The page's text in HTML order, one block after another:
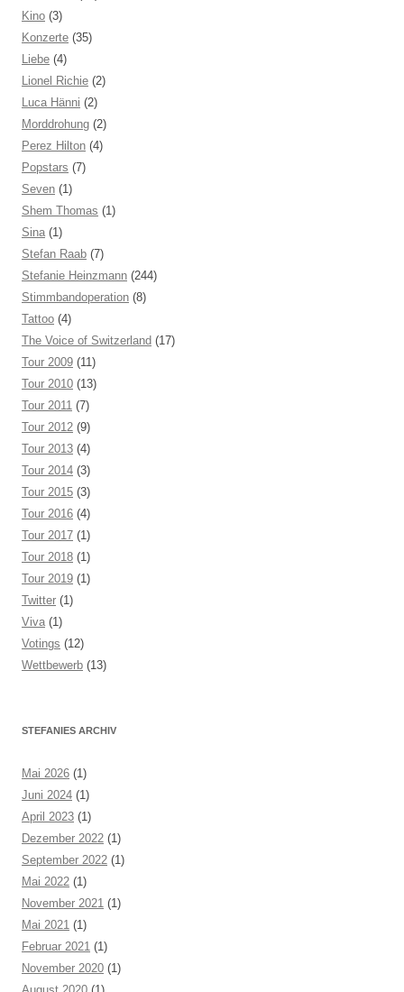
Kino (3)
Konzerte (35)
Liebe (4)
Lionel Richie (2)
Luca Hänni (2)
Morddrohung (2)
Perez Hilton (4)
Popstars (7)
Seven (1)
Shem Thomas (1)
Sina (1)
Stefan Raab (7)
Stefanie Heinzmann (244)
Stimmbandoperation (8)
Tattoo (4)
The Voice of Switzerland (17)
Tour 2009 (11)
Tour 2010 (13)
Tour 2011 (7)
Tour 2012 (9)
Tour 2013 (4)
Tour 2014 (3)
Tour 2015 (3)
Tour 2016 (4)
Tour 2017 (1)
Tour 2018 (1)
Tour 2019 (1)
Twitter (1)
Viva (1)
Votings (12)
Wettbewerb (13)
STEFANIES ARCHIV
Mai 2026 (1)
Juni 2024 (1)
April 2023 (1)
Dezember 2022 (1)
September 2022 (1)
Mai 2022 (1)
November 2021 (1)
Mai 2021 (1)
Februar 2021 (1)
November 2020 (1)